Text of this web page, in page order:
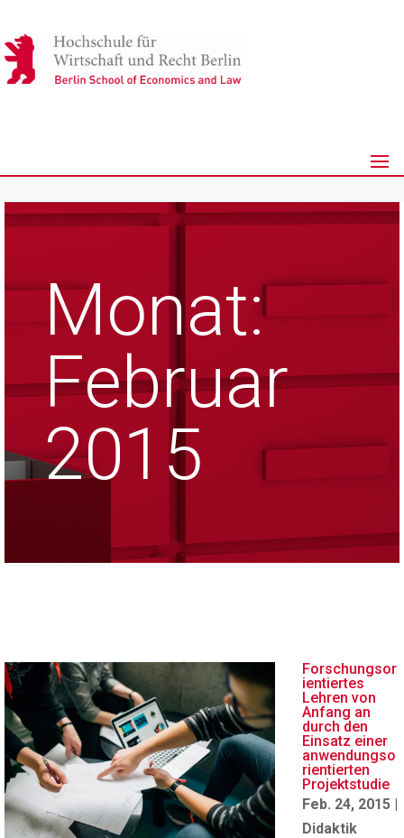
Monat:
Februar
2015
Forschungsor
ientiertes
Lehren von
Anfang an
durch den
Einsatz einer
anwendungso
rientierten
Projektstudie
Feb. 24, 2015 |
Didaktik